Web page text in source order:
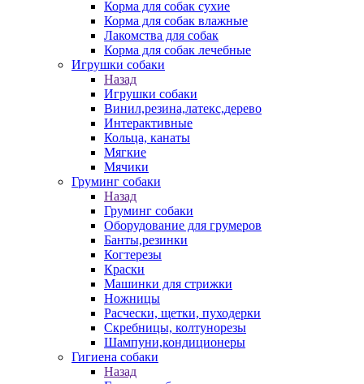
Корма для собак сухие
Корма для собак влажные
Лакомства для собак
Корма для собак лечебные
Игрушки собаки
Назад
Игрушки собаки
Винил,резина,латекс,дерево
Интерактивные
Кольца, канаты
Мягкие
Мячики
Груминг собаки
Назад
Груминг собаки
Оборудование для грумеров
Банты,резинки
Когтерезы
Краски
Машинки для стрижки
Ножницы
Расчески, щетки, пуходерки
Скребницы, колтунорезы
Шампуни,кондиционеры
Гигиена собаки
Назад